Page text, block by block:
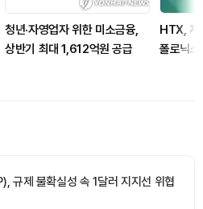
청년·자영업자 위한 미소금융,
상반기 최대 1,612억원 공급
HTX, 제
폴로닉
규제 불확실성 속 1달러 지지선 위협